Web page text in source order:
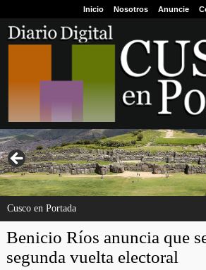
Inicio Nosotros Anuncie
Cusco en Portada
Benicio Ríos anuncia que
segunda vuelta electoral